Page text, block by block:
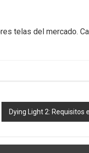
telas del mercado.
Dying Light 2: Requisitos